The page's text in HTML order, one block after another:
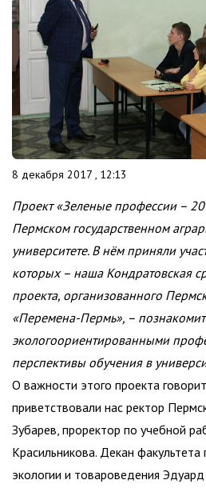
8 декабря 2017 , 12:13
Проект «Зеленые профессии –
Пермском государственном
университете. В нём приняли
которых – наша Кондратовская
проекта, организованного
«Перемена-Пермь», –
экологоориентированными
перспективы обучения в
О важности этого проекта
приветствовали нас ректор
Зубарев, проректор по учебной
Красильникова. Декан
экологии и товароведения